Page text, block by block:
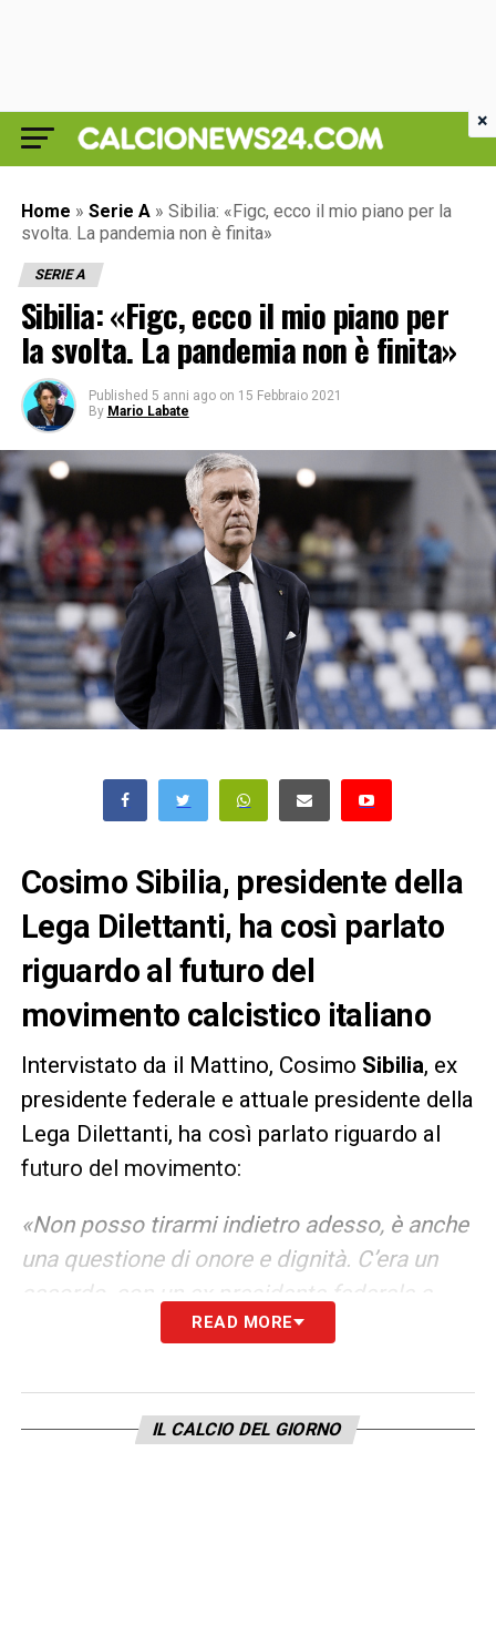
Home » Serie A » Sibilia: «Figc, ecco il mio piano per la
svolta. La pandemia non è finita»
SERIE A
Sibilia: «Figc, ecco il mio piano per
la svolta. La pandemia non è finita»
Published 5 anni ago on 15 Febbraio 2021
By Mario Labate
Cosimo Sibilia, presidente della
Lega Dilettanti, ha così parlato
riguardo al futuro del
movimento calcistico italiano
Intervistato da il Mattino, Cosimo Sibilia, ex
presidente federale e attuale presidente della
Lega Dilettanti, ha così parlato riguardo al
futuro del movimento:
«Non posso tirarmi indietro adesso, è anche
una questione di onore e dignità. C’era un
accordo, con un ex presidente federale a
fare da garante, di cui pare nessuno se ne
tutti. La pandemia non è finita. Non ho
scritto il libro dei sogni. Il mio è un
READ MORE
IL CALCIO DEL GIORNO
×